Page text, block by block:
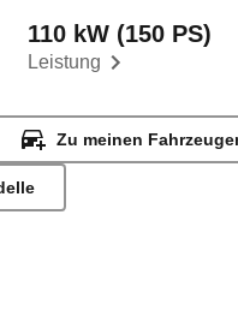
Leistung
110 kW (150 PS)
Zu meinen